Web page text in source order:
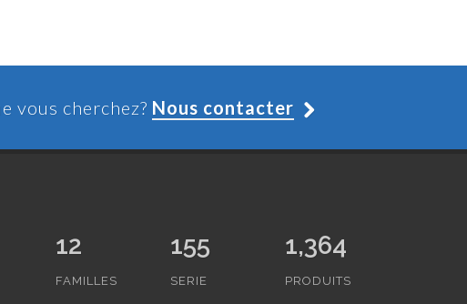
vous cherchez? Nous contacter
12
FAMILLES
155
SERIE
1,364
PRODUITS